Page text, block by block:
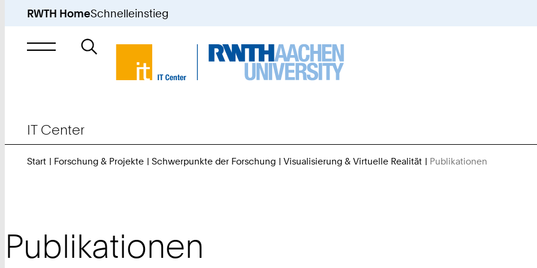
RWTH HomeSchnelleinstieg
Suche
nach
IT Center
Start Forschung & Projekte Schwerpunkte der Forschung Visualisierung & Virtuelle Realität Publikationen
Publikationen